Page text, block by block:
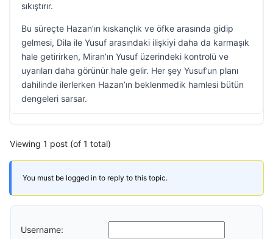
sıkıştırır.
Bu süreçte Hazan’ın kıskançlık ve öfke arasında gidip
gelmesi, Dila ile Yusuf arasındaki ilişkiyi daha da karmaşık
hale getirirken, Miran’ın Yusuf üzerindeki kontrolü ve
uyarıları daha görünür hale gelir. Her şey Yusuf’un planı
dahilinde ilerlerken Hazan’ın beklenmedik hamlesi bütün
dengeleri sarsar.
Viewing 1 post (of 1 total)
You must be logged in to reply to this topic.
Username: